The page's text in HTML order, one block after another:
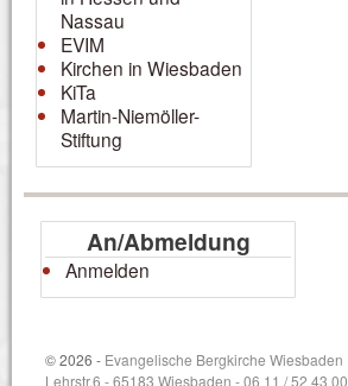
Nassau
EVIM
Kirchen in Wiesbaden
KiTa
Martin-Niemöller-
Stiftung
An/Abmeldung
Anmelden
© 2026 - Evangelische Bergkirche Wiesbaden
Lehrstr.6 - 65183 Wiesbaden - 06 11 / 52 43 00